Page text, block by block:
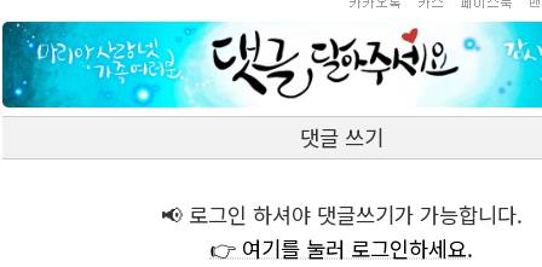
댓글 쓰기
📢 로그인 하셔야 댓글쓰기가 가능합니다.
👉 여기를 눌러 로그인하세요.